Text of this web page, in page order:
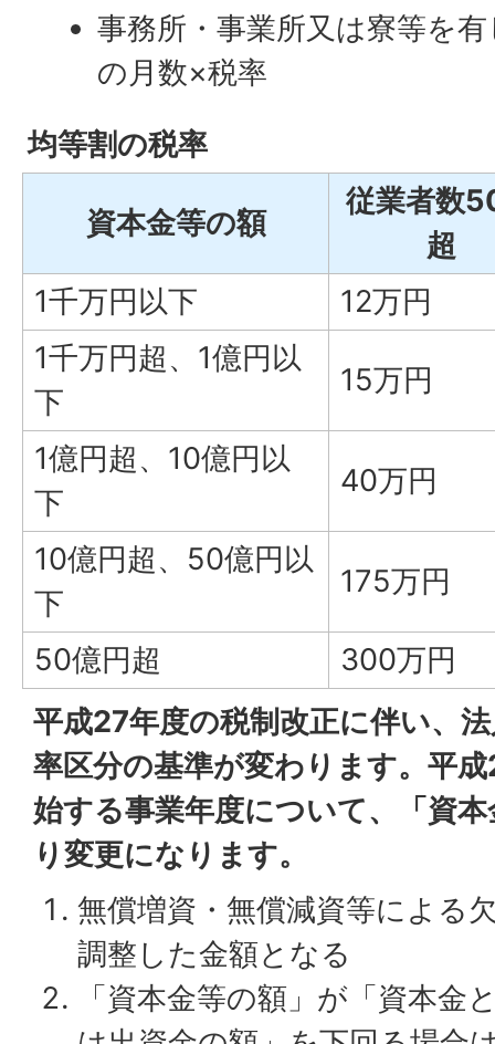
事務所・事業所又は寮等を
の月数×税率
均等割の税率
資本金等の額
従業者数
超
1千万円以下
12万円
1千万円超、1億円以
下
15万円
1億円超、10億円以
下
40万円
10億円超、50億円以
下
175万円
50億円超
300万円
平成27年度の税制改正に伴い、
率区分の基準が変わります。平
始する事業年度について、「資
り変更になります。
無償増資・無償減資等による
調整した金額となる
「資本金等の額」が「資本金